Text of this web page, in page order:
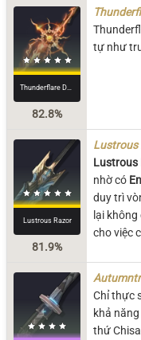
82.8%
tự như
Lustrous Razor
81.9%
Lustrous
Lustrous
nhờ có
duy trì
lại không
cho việc
Chỉ thực
khả năng
thứ